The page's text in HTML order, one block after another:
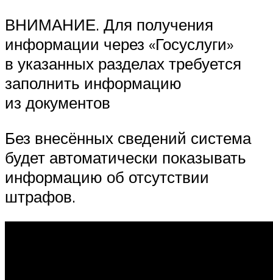
ВНИМАНИЕ. Для получения
информации через «Госуслуги»
в указанных разделах требуется
заполнить информацию
из документов
Без внесённых сведений система
будет автоматически показывать
информацию об отсутствии
штрафов.